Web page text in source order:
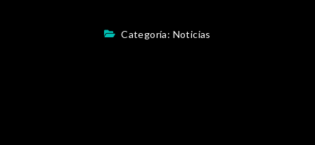
Categoría: Noticias